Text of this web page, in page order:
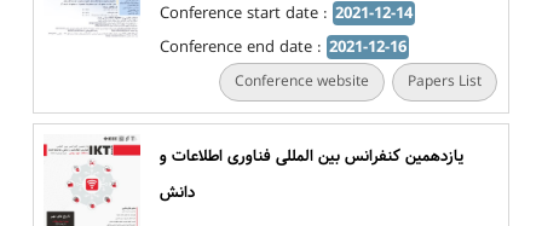
Conference start date : 2021-12-14
Conference end date : 2021-12-16
Conference website Papers List
یازدهمین کنفرانس بین المللی فناوری اطلاعات و
دانش